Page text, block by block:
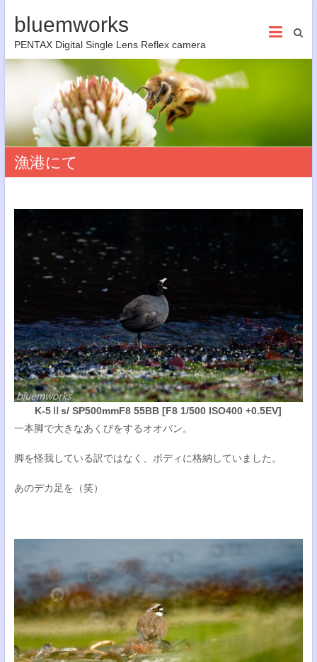
bluemworks
PENTAX Digital Single Lens Reflex camera
漁港にて
K-5Ⅱs/ SP500mmF8 55BB [F8 1/500 ISO400 +0.5EV]
一本脚で大きなあくびをするオオバン。
脚を怪我している訳ではなく、ボディに格納していました。
あのデカ足を（笑）